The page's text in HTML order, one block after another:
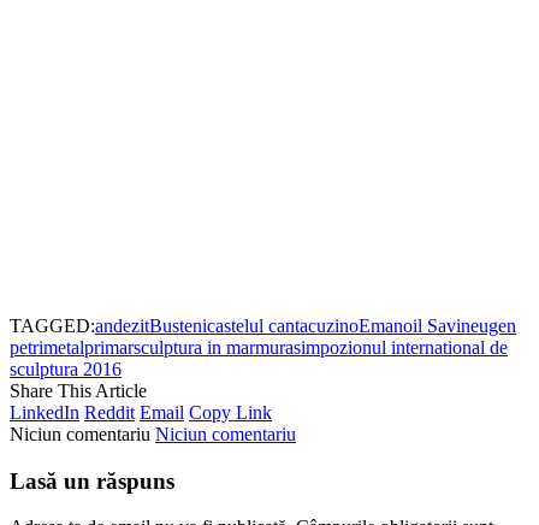
TAGGED:andezitBustenicastelul cantacuzinoEmanoil Savineugen
petrimetalprimarsculptura in marmurasimpozionul international de
sculptura 2016
Share This Article
LinkedIn Reddit Email Copy Link
Niciun comentariu Niciun comentariu
Lasă un răspuns